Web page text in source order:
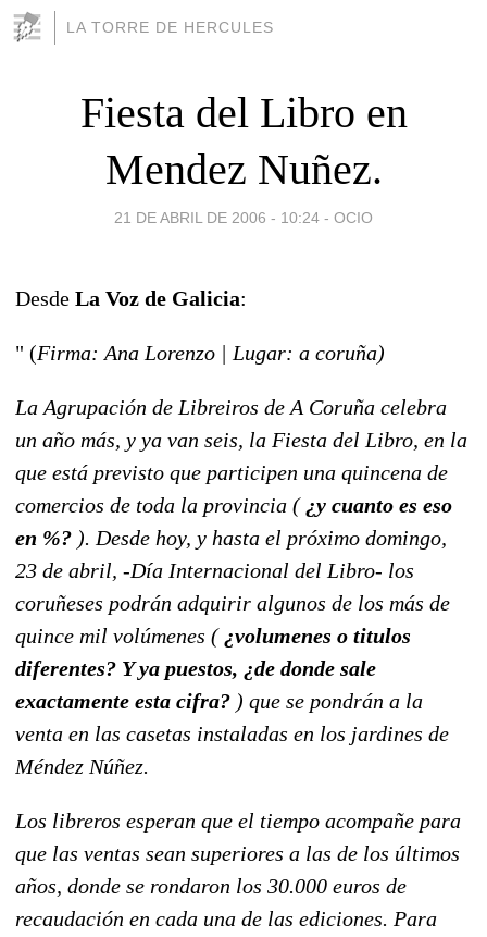
LA TORRE DE HERCULES
Fiesta del Libro en
Mendez Nuñez.
21 DE ABRIL DE 2006 - 10:24 - OCIO
Desde La Voz de Galicia:
" (Firma: Ana Lorenzo | Lugar: a coruña)
La Agrupación de Libreiros de A Coruña celebra
un año más, y ya van seis, la Fiesta del Libro, en la
que está previsto que participen una quincena de
comercios de toda la provincia ( ¿y cuanto es eso
en %? ). Desde hoy, y hasta el próximo domingo,
23 de abril, -Día Internacional del Libro- los
coruñeses podrán adquirir algunos de los más de
quince mil volúmenes ( ¿volumenes o titulos
diferentes? Y ya puestos, ¿de donde sale
exactamente esta cifra? ) que se pondrán a la
venta en las casetas instaladas en los jardines de
Méndez Núñez.
Los libreros esperan que el tiempo acompañe para
que las ventas sean superiores a las de los últimos
años, donde se rondaron los 30.000 euros de
recaudación en cada una de las ediciones. Para